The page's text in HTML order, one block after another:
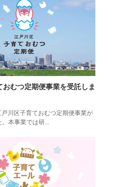
おむつ定期便事業を受託しま
川区子育ておむつ定期便事業が
本事業では研...